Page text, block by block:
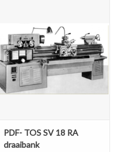
PDF- TOS SV 18 RA
draaibank